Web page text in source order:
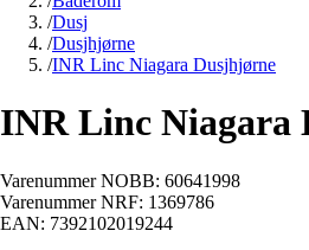
/Dusj
/Dusjhjørne
/INR Linc Niagara Dusjhjørne
INR Linc Niagara
Varenummer NOBB: 60641998
Varenummer NRF: 1369786
EAN: 7392102019244